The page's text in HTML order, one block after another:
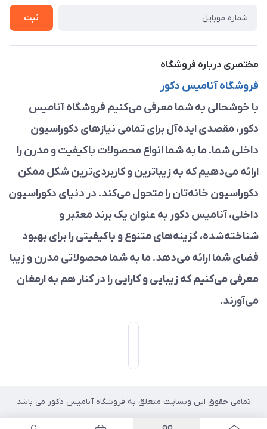
ثبت
مختصری درباره فروشگاه
فروشگاه آنامیس دکور
با خوشحالی به شما معرفی می‌کنیم فروشگاه آنامیس
دکور، مقصدی ایده‌آل برای تمامی نیازهای دکوراسیون
داخلی شما. ما به شما انواع محصولات باکیفیت و مدرن را
ارائه می‌دهیم که به زیباترین و کاربردی‌ترین شکل ممکن
دکوراسیون خانه‌تان را متحول می‌کند. در دنیای دکوراسیون
داخلی، آنامیس دکور به عنوان یک برند معتبر و
شناخته‌شده، گزینه‌های متنوع و باکیفیتی را برای بهبود
فضای شما ارائه می‌دهد. ما به شما محصولاتی مدرن و زیبا
معرفی می‌کنیم که زیبایی و کارایی را در کنار هم به ارمغان
می‌آورند.
تمامی حقوق این وبسایت متعلق به فروشگاه آنامیس دکور می باشد